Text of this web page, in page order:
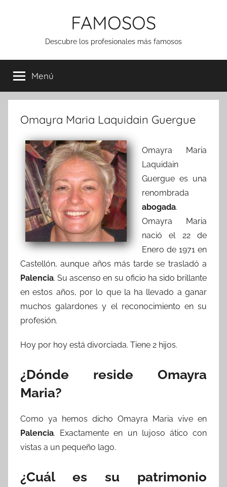
FAMOSOS
Descubre los profesionales más famosos
Menú
Omayra Maria Laquidain Guergue
Omayra Maria
Laquidain
Guergue es una
renombrada
abogada.
Omayra Maria
nació el 22 de
Enero de 1971 en
Castellón, aunque años más tarde se trasladó a
Palencia. Su ascenso en su oficio ha sido brillante
en estos años, por lo que la ha llevado a ganar
muchos galardones y el reconocimiento en su
profesión.
Hoy por hoy está divorciada. Tiene 2 hijos.
¿Dónde reside Omayra
Maria?
Como ya hemos dicho Omayra Maria vive en
Palencia. Exactamente en un lujoso ático con
vistas a un pequeño lago.
¿Cuál es su patrimonio